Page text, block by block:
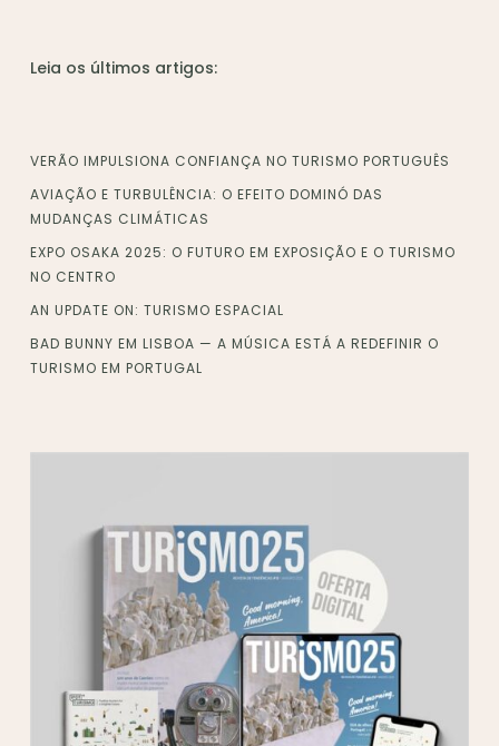
Leia os últimos artigos:
VERÃO IMPULSIONA CONFIANÇA NO TURISMO PORTUGUÊS
AVIAÇÃO E TURBULÊNCIA: O EFEITO DOMINÓ DAS
MUDANÇAS CLIMÁTICAS
EXPO OSAKA 2025: O FUTURO EM EXPOSIÇÃO E O TURISMO
NO CENTRO
AN UPDATE ON: TURISMO ESPACIAL
BAD BUNNY EM LISBOA — A MÚSICA ESTÁ A REDEFINIR O
TURISMO EM PORTUGAL